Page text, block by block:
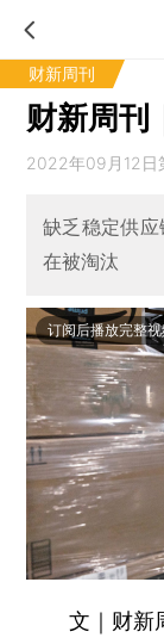
财新周刊
财新周刊
2022年09月12日
缺乏稳定供
在被淘汰
订阅后播放完整
文｜财新